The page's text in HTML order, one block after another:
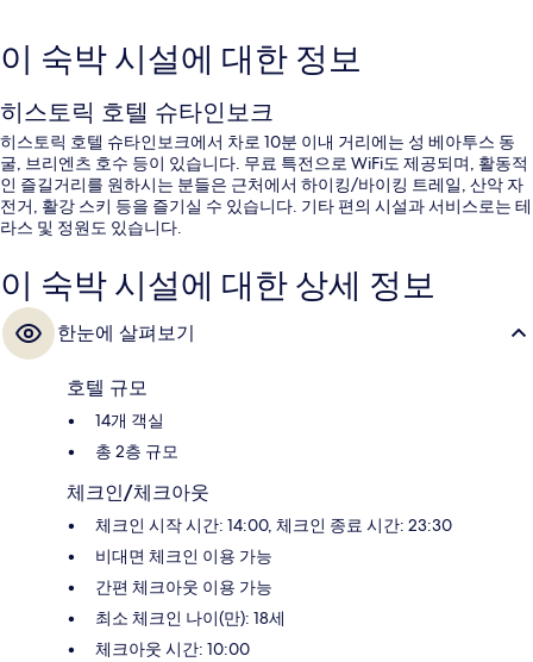
이 숙박 시설에 대한 정보
히스토릭 호텔 슈타인보크
히스토릭 호텔 슈타인보크에서 차로 10분 이내 거리에는 성 베아투스 동
굴, 브리엔츠 호수 등이 있습니다. 무료 특전으로 WiFi도 제공되며, 활동적
인 즐길거리를 원하시는 분들은 근처에서 하이킹/바이킹 트레일, 산악 자
전거, 활강 스키 등을 즐기실 수 있습니다. 기타 편의 시설과 서비스로는 테
라스 및 정원도 있습니다.
이 숙박 시설에 대한 상세 정보
한눈에 살펴보기
호텔 규모
14개 객실
총 2층 규모
체크인/체크아웃
체크인 시작 시간: 14:00, 체크인 종료 시간: 23:30
비대면 체크인 이용 가능
간편 체크아웃 이용 가능
최소 체크인 나이(만): 18세
체크아웃 시간: 10:00